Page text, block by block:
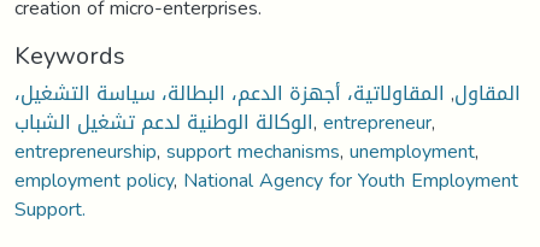
creation of micro-enterprises.
Keywords
المقاول, المقاولاتية، أجهزة الدعم، البطالة، سياسة التشغيل،
الوكالة الوطنية لدعم تشغيل الشباب,entrepreneur,
entrepreneurship,support mechanisms,unemployment,
employment policy, National Agency for Youth Employment
Support.